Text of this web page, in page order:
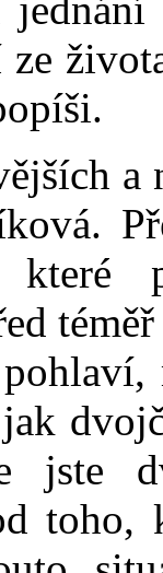
a
jste
toho,